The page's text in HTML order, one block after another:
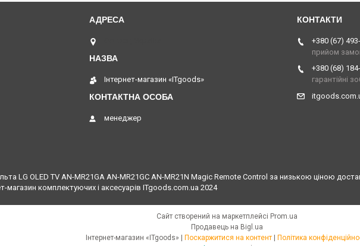
Інтернет-магазин «ITgoods»
менеджер
+380 (67)
прийом
+380 (68)
гарантійні
LG OLED TV AN-MR21GA AN-MR21GC AN-MR21N Magic Remote Control за низькою ціною
магазин комплектуючих і аксесуарів ITgoods.com.ua 2024
Сайт створений на маркетплейсі Prom.ua
Продавець на Bigl.ua
Поскаржитися на контент
Політика